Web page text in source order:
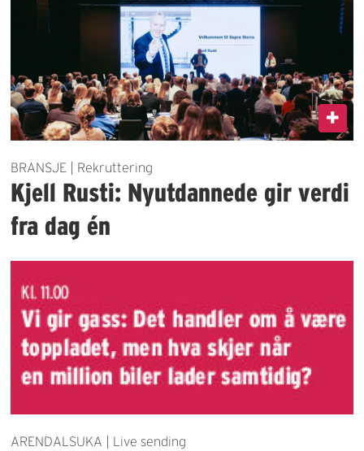
BRANSJE | Rekruttering
Kjell Rusti: Nyutdannede gir verdi
fra dag én
ARENDALSUKA | Live sending